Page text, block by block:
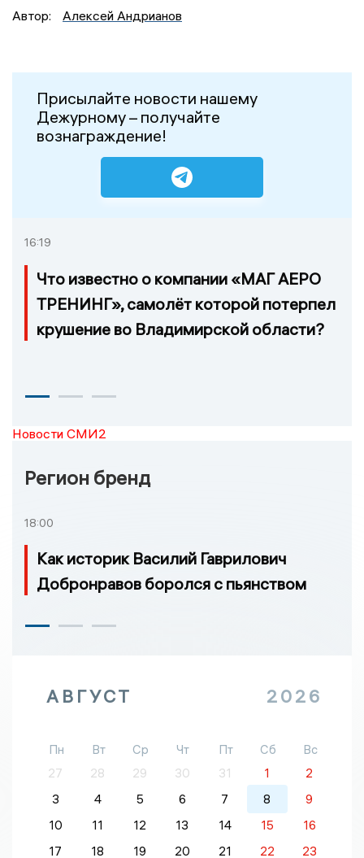
Автор: Алексей Андрианов
Присылайте новости нашему
Дежурному – получайте
вознаграждение!
16:19
Что известно о компании «МАГ АЕРО
ТРЕНИНГ», самолёт которой потерпел
крушение во Владимирской области?
Новости СМИ2
Регион бренд
18:00
Как историк Василий Гаврилович
Добронравов боролся с пьянством
АВГУСТ 2026
Пн Вт Ср Чт Пт Сб
Вс
27
28 29 30 31 1
2
3
4 5 6 7 8
9
10
11 12 13 14 15
16
17
18 19 20 21 22
23